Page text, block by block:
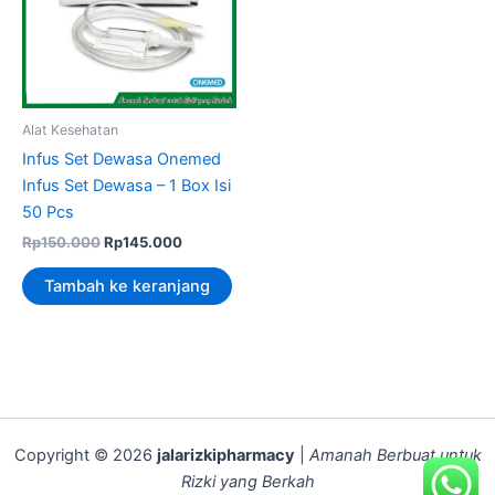
Alat Kesehatan
Infus Set Dewasa Onemed
Infus Set Dewasa – 1 Box Isi
50 Pcs
Rp150.000Rp145.000
Tambah ke keranjang
Copyright © 2026 jalarizkipharmacy
Amanah Berbuat untuk
Rizki yang Berkah